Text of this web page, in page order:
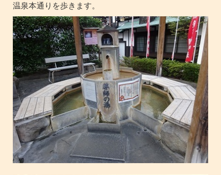
温泉本通りを歩きます。